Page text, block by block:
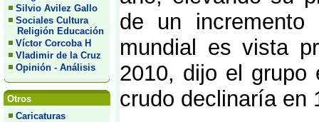
Silvio Avilez Gallo
Sociales Cultura
Religión Educación
Víctor Corcoba H
Vladimir de la Cruz
Opinión - Análisis
Otros
Caricaturas
de un incremento
mundial es vista
2010, dijo el grupo
crudo declinaría en